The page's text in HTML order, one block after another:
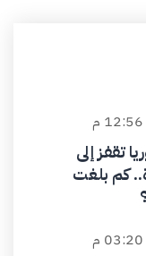
تقفز إلى
كم بلغت